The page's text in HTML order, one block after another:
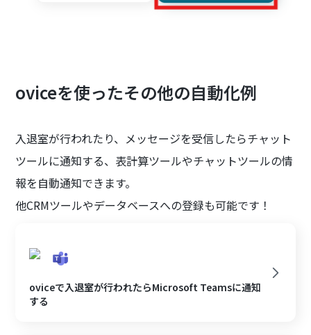
oviceを使ったその他の自動化例
入退室が行われたり、メッセージを受信したらチャット
ツールに通知する、表計算ツールやチャットツールの情
報を自動通知できます。
他CRMツールやデータベースへの登録も可能です！
oviceで入退室が行われたらMicrosoft Teamsに通知
する